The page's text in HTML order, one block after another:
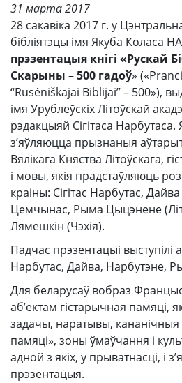
31 марта 2017
28 сакавіка 2017 г. у
бібліятэцы імя Якуба Коласа
прэзентацыя кнігі «Рускай
Скарыны – 500 гадоў»
“Rusėniškajai Biblijai” – 500»),
імя Урублеўскіх Літоўскай
рэдакцыяй Сігітаса Нарбутаса.
з’яўляюцца прызнаныя
Вялікага Княства Літоўскага,
і мовы, якія прадстаўляюць
краіны: Сігітас Нарбутас,
Цемчынас, Рыма Цыцэнене
Лямешкін (Чэхія).
Падчас прэзентацыі выступілі
Нарбутас, Дайва, Нарбутэне,
Для беларусаў вобраз
аб’ектам гістарычная памяці,
задачы, наратывы, кананічныя
памяці», зоны ўмаўчання і
адной з якіх, у прыватнасці, і
прэзентацыя.